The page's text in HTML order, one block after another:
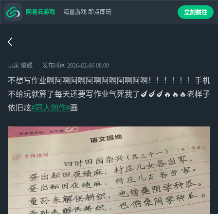
玩家 縱觀 发布时间 2026-02-06 08:09
不想写作业啊阿啊阿啊阿啊阿啊阿啊阿啊！！！！！！手机
不给玩就算了每天还要写作业气死我了🍆🍆🍆🔥🔥🔥老样子
依旧炫#同人创作#画
网易云游戏 海量游戏 即点即玩 立刻前往